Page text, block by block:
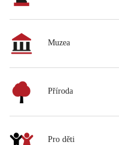
Muzea
Příroda
Pro děti